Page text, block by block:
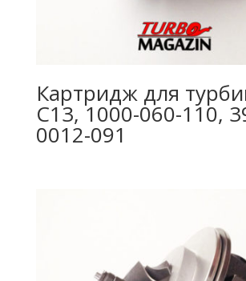
Картридж для
C13, 1000-060-110,
0012-091